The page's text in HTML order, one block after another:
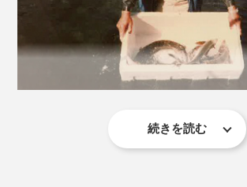
り出す人を、それぞれ別の担当者にし
かないようにしています。
潮の香りと深い旨みは、むしろ日本食
貝のスプーンは、キャビアを食べる
ー。金属に触れると風味が損なわれて
スプーンが良いとされます。
しい形。気分をさらに盛り上げてくれま
チョウザメは、ふ化から卵を持つまで
続きを読む